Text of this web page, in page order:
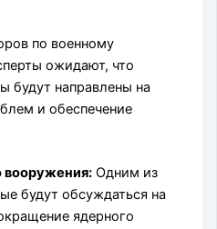
по военному
ожидают, что
будут направлены на
и обеспечение
вооружения: Одним из
будут обсуждаться на
ядерного